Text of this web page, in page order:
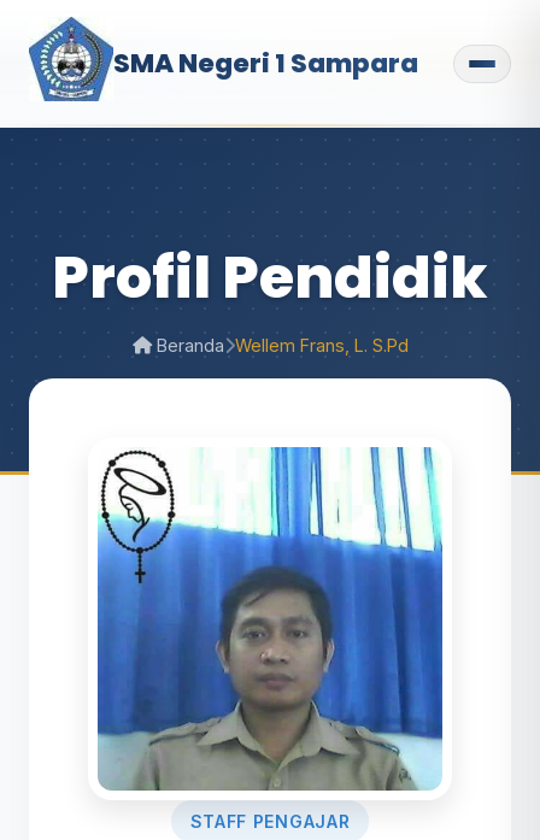
SMA Negeri 1 Sampara
Profil Pendidik
Beranda Wellem Frans, L. S.Pd
STAFF PENGAJAR